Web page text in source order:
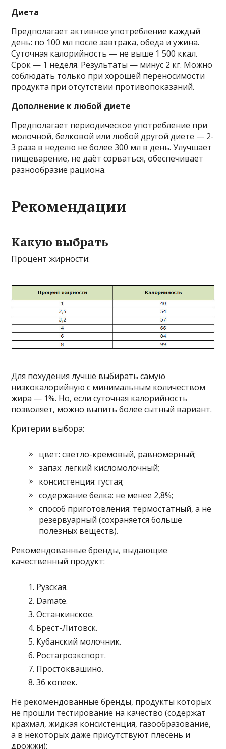
Диета
Предполагает активное употребление каждый
день: по 100 мл после завтрака, обеда и ужина.
Суточная калорийность — не выше 1 500 ккал.
Срок — 1 неделя. Результаты — минус 2 кг. Можно
соблюдать только при хорошей переносимости
продукта при отсутствии противопоказаний.
Дополнение к любой диете
Предполагает периодическое употребление при
молочной, белковой или любой другой диете — 2-
3 раза в неделю не более 300 мл в день. Улучшает
пищеварение, не даёт сорваться, обеспечивает
разнообразие рациона.
Рекомендации
Какую выбрать
Процент жирности:
Для похудения лучше выбирать самую
низкокалорийную с минимальным количеством
жира — 1%. Но, если суточная калорийность
позволяет, можно выпить более сытный вариант.
Критерии выбора:
цвет: светло-кремовый, равномерный;
запах: лёгкий кисломолочный;
консистенция: густая;
содержание белка: не менее 2,8%;
способ приготовления: термостатный, а не
резервуарный (сохраняется больше
полезных веществ).
Рекомендованные бренды, выдающие
качественный продукт:
Рузская.
Damate.
Останкинское.
Брест-Литовск.
Кубанский молочник.
Ростагроэкспорт.
Простоквашино.
36 копеек.
Не рекомендованные бренды, продукты которых
не прошли тестирование на качество (содержат
крахмал, жидкая консистенция, газообразование,
а в некоторых даже присутствуют плесень и
дрожжи):